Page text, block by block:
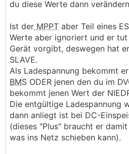
Abweichungen zu erkennen
dass ihm was abbrennt oder
mittelfristig den Geist aufgibt
DerMPPTholt sich seine
offensichtlich vom DVCC -
CVL zwischen 55,5 und 56
Einstellung mit:
Wenn ich aber direkt
kommt wieder das Bild aus
- mit der
───────────────
du diese Werte dann
Ist der MPPT aber Teil eines
Werte aber ignoriert und er tut
Gerät vorgibt, deswegen hat
SLAVE.
Als Ladespannung bekommt
BMS ODER jenen den du im
bekommt jenen Wert der
Die entgültige Ladespannung
dann anliegt ist bei DC-
(dieses "Plus" braucht er
was ins Netz schieben kann).